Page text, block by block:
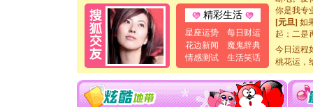
精彩生活
星座运势
每日财运
花边新闻
魔鬼辞典
情感测试
生活笑话
你是我专
[元旦] 如
起；二是
[元旦]当
泣，这痛
[春节]风
颜！冬
今日运程
桃花运，